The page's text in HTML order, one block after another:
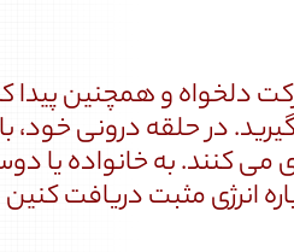
دلخواه و همچنین
در حلقه درونی خود،
کنند. به خانواده یا
انرژی مثبت دریافت کنین